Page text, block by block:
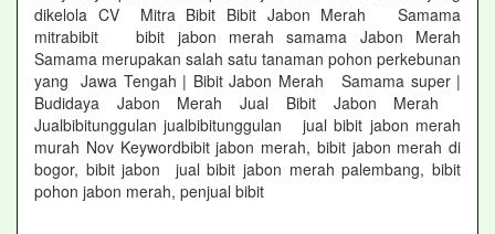
dikelola CV Mitra Bibit Bibit Jabon Merah Samama
mitrabibit bibit jabon merah samama Jabon Merah
Samama merupakan salah satu tanaman pohon perkebunan
yang Jawa Tengah | Bibit Jabon Merah Samama super |
Budidaya Jabon Merah Jual Bibit Jabon Merah
Jualbibitunggulan jualbibitunggulan jual bibit jabon merah
murah Nov Keywordbibit jabon merah, bibit jabon merah di
bogor, bibit jabon jual bibit jabon merah palembang, bibit
pohon jabon merah, penjual bibit